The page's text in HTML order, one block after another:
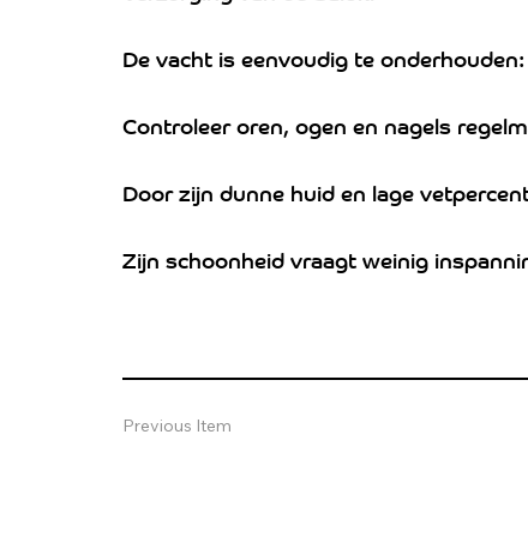
De vacht is eenvoudig te
Controleer oren, ogen en nagels
Door zijn dunne huid en lage
Zijn schoonheid vraagt weinig
Previous Item